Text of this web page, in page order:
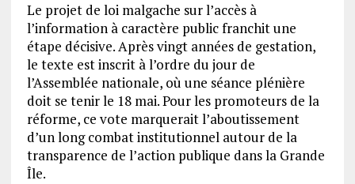
Le projet de loi malgache sur l’accès à
l’information à caractère public franchit une
étape décisive. Après vingt années de gestation,
le texte est inscrit à l’ordre du jour de
l’Assemblée nationale, où une séance plénière
doit se tenir le 18 mai. Pour les promoteurs de la
réforme, ce vote marquerait l’aboutissement
d’un long combat institutionnel autour de la
transparence de l’action publique dans la Grande
Île.